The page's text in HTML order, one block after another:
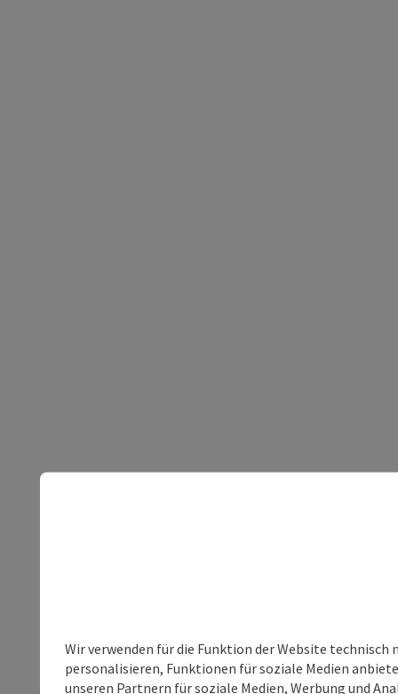
Wir verwenden für die Funktion der Website
personalisieren, Funktionen für soziale Medien
unseren Partnern für soziale Medien, Werbung und